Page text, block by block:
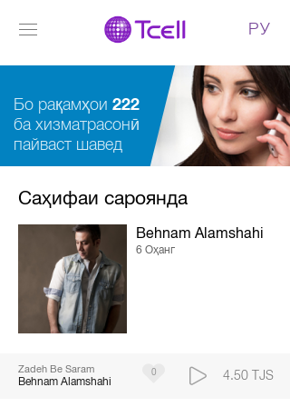
РУ
Бо рақамҳои 222
ба хизматрасонӣ
пайваст шавед
Саҳифаи сароянда
Behnam Alamshahi
6 Оҳанг
Zadeh Be Saram
Behnam Alamshahi
0 4.50 TJS